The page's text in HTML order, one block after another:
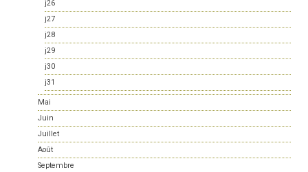
j26
j27
j28
j29
j30
j31
Mai
Juin
Juillet
Août
Septembre